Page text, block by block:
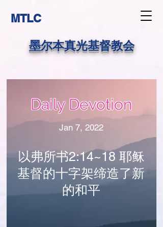
MTLC
墨尔本真光基督教会
Daily Devotion
Jan 7, 2022
以弗所书2:14~18 耶稣
基督的十字架缔造了新
的和平